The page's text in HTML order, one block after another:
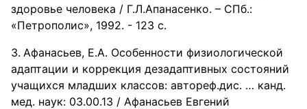
здоровье человека / Г.Л.Апанасенко. – СПб.:
«Петрополис», 1992. - 123 с.
Афанасьев, Е.А. Особенности физиологической
адаптации и коррекция дезадаптивных состояний
учащихся младших классов: автореф.дис. … канд.
мед. наук: 03.00.13 / Афанасьев Евгений